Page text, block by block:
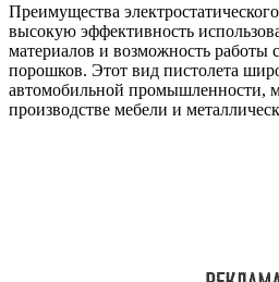
Преимущества
высокую эффективность
материалов и возможность работы
порошков. Этот вид пистолета
автомобильной промышленности,
производстве мебели и